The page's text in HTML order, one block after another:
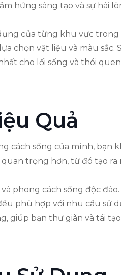
hứng sáng tạo và sự hài
của từng khu vực trong
chọn vật liệu và màu sắc.
cho lối sống và thói
Quả
cách sống của mình, bạn
trọng hơn, từ đó tạo ra
phong cách sống độc
phù hợp với nhu cầu sử
giúp bạn thư giãn và tái